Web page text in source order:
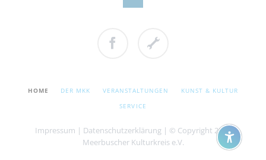
NAVIGATION
HOME DER MKK VERANSTALTUNGEN
KUNST & KULTUR
SERVICE
Impressum | Datenschutzerklärung | © Copyright 2026
Meerbuscher Kulturkreis e.V.